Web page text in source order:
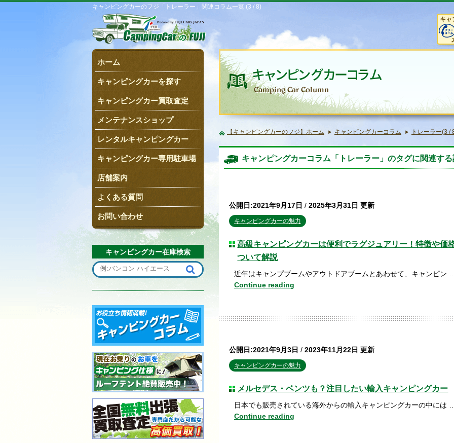
キャンピングカーのフジ「トレーラー」関連コラム一覧 (3 / 8)
キャ
【キャンピングカーのフジ】ホーム キャンピングカーコラム トレーラー(3 /
キャンピングカーコラム「トレーラー」のタグに関連す
公開日:2021年9月17日 / 2025年3月31日 更新
キャンピングカーの魅力
高級キャンピングカーは便利でラグジュアリー！特徴や価
ついて解説
近年はキャンプブームやアウトドアブームとあわせて、キャンピン
Continue reading
公開日:2021年9月3日 / 2023年11月22日 更新
キャンピングカーの魅力
メルセデス・ベンツも？注目したい輸入キャンピングカー
日本でも販売されている海外からの輸入キャンピングカーの中には
Continue reading
ホーム
キャンピングカーを探す
キャンピングカー買取査定
メンテナンスショップ
レンタルキャンピングカー
キャンピングカー専用駐車場
店舗案内
よくある質問
お問い合わせ
キャンピングカー在庫検索